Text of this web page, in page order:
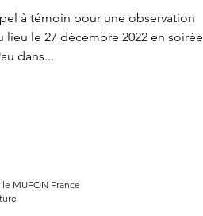
à témoin pour une observation
lieu le 27 décembre 2022 en soirée
dans...
MUFON France